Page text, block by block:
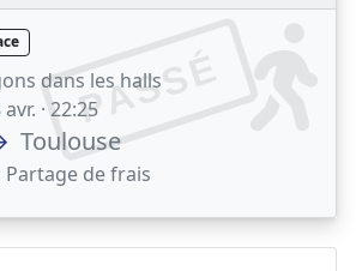
PASSÉ
dans les halls
· 22:25
Toulouse
Partage de frais